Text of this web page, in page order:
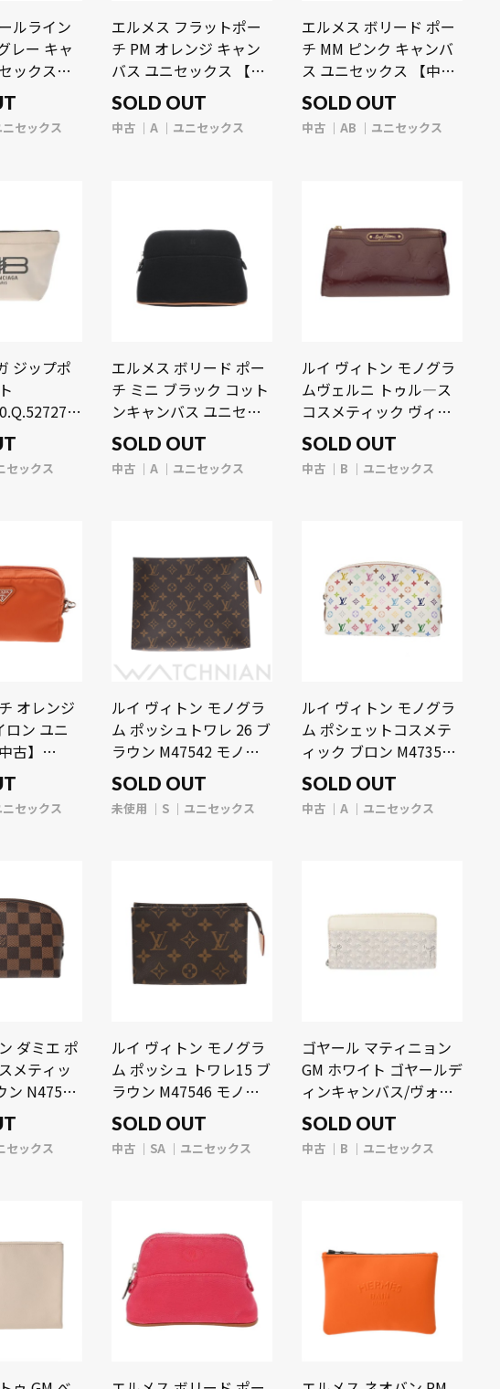
ルライン
レー キャ
ックス
】
ニセックス
エルメス フラットポー
チ PM オレンジ キャン
バス ユニセックス 【中
古】【bag】
SOLD OUT
中古 A ユニセックス
エルメス ボリード ポー
チ MM ピンク キャンバ
ス ユニセックス 【中
古】【bag】
SOLD OUT
中古 AB ユニセックス
ジップポ
ニセック
bag】
セックス
エルメス ボリード ポー
チ ミニ ブラック コット
ンキャンバス ユニセッ
クス 【中古】【bag】
SOLD OUT
中古 A ユニセックス
ルイ ヴィトン モノグラ
ムヴェルニ トゥル―ス
コスメティック ヴィオ
レット M93565 ヴェル
ニ ユニセックス 【中
古】【bag】
SOLD OUT
中古 B ユニセックス
オレンジ
ロン ユニ
古】
ニセックス
ルイ ヴィトン モノグラ
ム ポッシュトワレ 26 ブ
ラウン M47542 モノグ
ラムキャンバス ユニセ
ックス 【未使用】
【bag】
SOLD OUT
未使用 S ユニセックス
ルイ ヴィトン モノグラ
ム ポシェットコスメテ
ィック ブロン M47354
モノグラムマルチカラー
ユニセックス 【中古】
【bag】
SOLD OUT
中古 A ユニセックス
ダミエ ポ
メティッ
ン N47516
ス ユニ
古】
セックス
ルイ ヴィトン モノグラ
ム ポッシュ トワレ15 ブ
ラウン M47546 モノグ
ラムキャンバス ユニセ
ックス 【中古】【bag】
SOLD OUT
中古 SA ユニセックス
ゴヤール マティニョン
GM ホワイト ゴヤールデ
ィンキャンバス/ヴォー
ゼルカーフ ユニセック
ス 【中古】【bag】
SOLD OUT
中古 B ユニセックス